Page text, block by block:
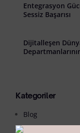
Entegrasyon
Sessiz Başarısı
Dijitalleşen
Kategoriler
Blog